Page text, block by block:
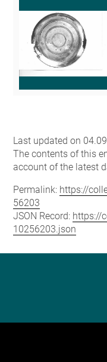
Last updated on
The contents of this
account of the latest
Permalink: https://
56203
JSON Record: https://
10256203.json